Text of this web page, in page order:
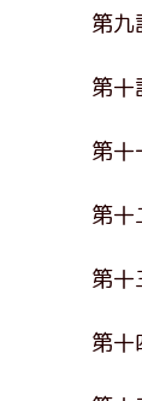
第九
第十
第十
第十
第十
第十